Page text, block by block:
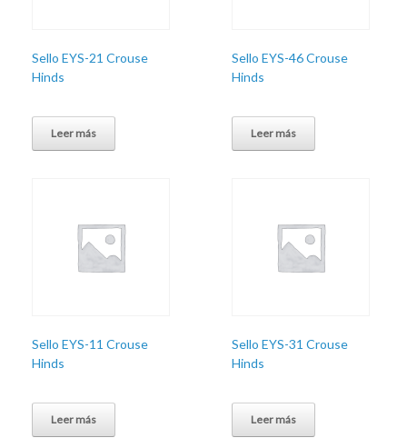
Sello EYS-21 Crouse
Hinds
Leer más
Sello EYS-46 Crouse
Hinds
Leer más
Sello EYS-11 Crouse
Hinds
Leer más
Sello EYS-31 Crouse
Hinds
Leer más